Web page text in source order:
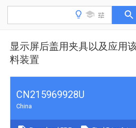
显示屏后盖用夹具以及应用
料装置
CN215969928U
China